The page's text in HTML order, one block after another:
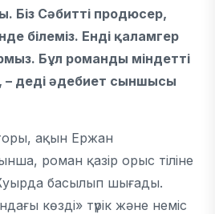
Біз Сәбитті продюсер,
білеміз. Енді қаламгер
Бұл романды міндетті
деді әдебиет сыншысы
ақын Ержан
роман қазір орыс тіліне
басылып шығады.
көзді» түрік және неміс